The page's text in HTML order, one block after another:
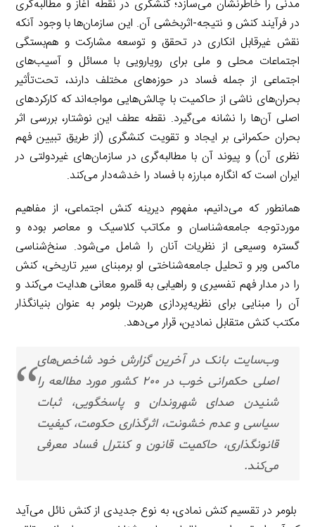
مدنی را خاطرنشان می‌سازد؛ کنشگری در نقطه آغاز و مطالبه‌گری
در فرآیند کنش و نتیجه-اثربخشی آن. این سازمان‌ها با وجود آنکه
نقش غیرقابل انکاری در تحقق و توسعه مشارکت و هم‌بستگی
اجتماعات محلی و ملی برای رویارویی با مسائل و آسیب‌های
اجتماعی از جمله فساد در حوزه‌های مختلف دارند، تحت‌تأثیر
بحران‌های ناشی از حاکمیت با چالش‌هایی مواجه‌اند که کارکردهای
اصلی آن‌ها را نشانه می‌گیرد. نقطه عطف این نوشتار، بررسی اثر
بحران حکمرانی بر ایجاد و تقویت کنشگری (از طریق تبیین فهم
نظری آن) و پیوند آن با مطالبه‌گری در سازمان‌های غیردولتی در
ایران است که انگاره مبارزه با فساد را خدشه‌دار می‌کند.
همانطور که می‌دانیم، مفهوم دیرینه کنش اجتماعی، از مفاهیم
موردتوجه جامعه‌شناسان و مکاتب کلاسیک و معاصر بوده و
گستره وسیعی از نظریات آنان را شامل می‌شود. سنخ‌شناسی
ماکس وبر و تحلیل جامعه‌شناختی او برمبنای سیر تاریخی، کنش
را در مدار فهم تفسیری و راهیابی به قلمرو معانی هدایت می‌کند و
آن را مبنایی برای نظریه‌پردازی هربرت بلومر به عنوان بنیانگذار
مکتب کنش متقابل نمادین، قرار می‌دهد.
وب‌سایت بانک در آخرین گزارش خود شاخص‌های
اصلی حکمرانی خوب در ۲۰۰ کشور مورد مطالعه را
شنیدن صدای شهروندان و پاسخگویی، ثبات
سیاسی و عدم خشونت، اثرگذاری حکومت، کیفیت
قانونگذاری، حاکمیت قانون و کنترل فساد معرفی
می‌کند.
بلومر در تقسیم کنش نمادی، به نوع جدیدی از کنش نائل می‌آید